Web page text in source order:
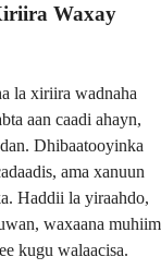
Waxay
la xiriira wadnaha
aan caadi ahayn,
Dhibaatooyinka
ama xanuun
Haddii la yiraahdo,
waxaana muhiim
kugu walaacisa.